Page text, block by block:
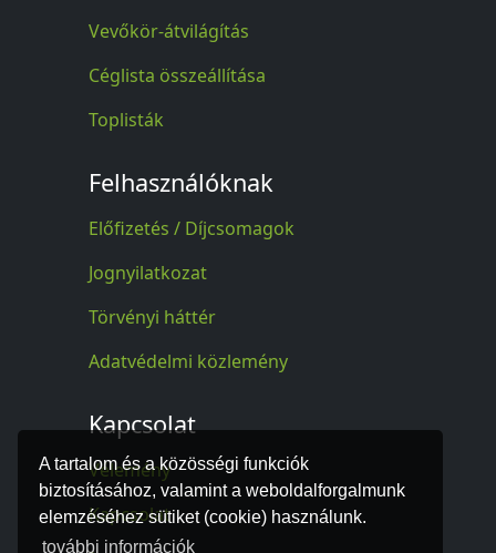
A tartalom és a közösségi funkciók
biztosításához, valamint a weboldalforgalmunk
elemzéséhez sütiket (cookie) használunk.
további információk
Vevőkör-átvilágítás
Céglista összeállítása
Toplisták
Felhasználóknak
Előfizetés / Díjcsomagok
Jognyilatkozat
Törvényi háttér
Adatvédelmi közlemény
Kapcsolat
Vélemény
Kapcsolat